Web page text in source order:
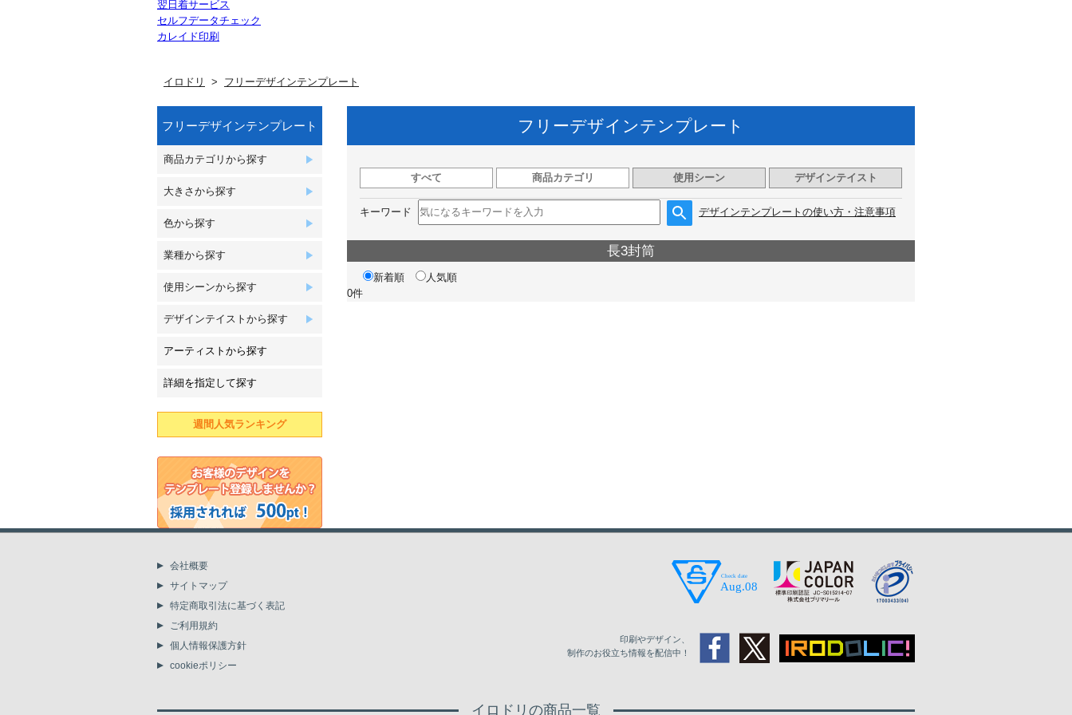
翌日着サービス
セルフデータチェック
カレイド印刷
イロドリ フリーデザインテンプレート
フリーデザインテンプレート
商品カテゴリから探す
大きさから探す
色から探す
業種から探す
使用シーンから探す
デザインテイストから探す
アーティストから探す
詳細を指定して探す
週間人気ランキング
フリーデザインテンプレート
すべて 商品カテゴリ 使用シーン デザインテイスト
キーワード デザインテンプレートの使い方・注意事項
長3封筒
新着順
人気順
0件
会社概要
サイトマップ
特定商取引法に基づく表記
ご利用規約
個人情報保護方針
cookieポリシー
印刷やデザイン、
制作のお役立ち情報を配信中！
イロドリの商品一覧